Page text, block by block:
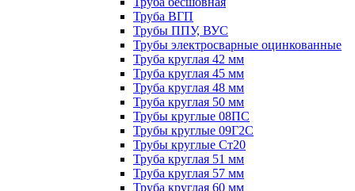
Труба ВГП
Трубы ППУ, ВУС
Трубы электросварные оцинкованные
Труба круглая 42 мм
Труба круглая 45 мм
Труба круглая 48 мм
Труба круглая 50 мм
Трубы круглые 08ПС
Трубы круглые 09Г2С
Трубы круглые Ст20
Труба круглая 51 мм
Труба круглая 57 мм
Труба круглая 60 мм